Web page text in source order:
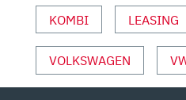
KOMBI LEASING
VOLKSWAGEN